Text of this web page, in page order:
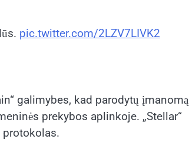
pic.twitter.com/2LZV7LIVK2
galimybes, kad parodytų įmanomą
prekybos aplinkoje. „Stellar“